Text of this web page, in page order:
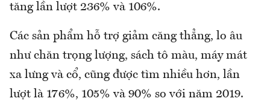
tăng lần lượt 236% và 106%.
Các sản phẩm hỗ trợ giảm căng thẳng, lo âu
như chăn trọng lượng, sách tô màu, máy mát
xa lưng và cổ, cũng được tìm nhiều hơn, lần
lượt là 176%, 105% và 90% so với năm 2019.